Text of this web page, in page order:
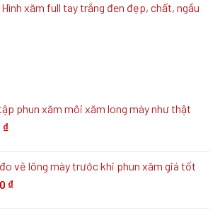
Hình xăm full tay trắng đen đẹp, chất, ngầu
phun xăm môi xăm long mày như thật
₫
vẽ lông mày trước khi phun xăm giá tốt
₫